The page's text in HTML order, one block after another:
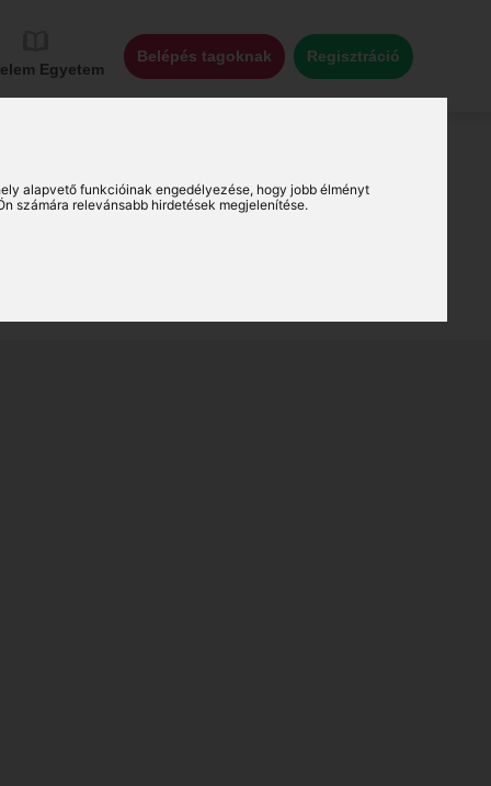
alapvető funkcióinak engedélyezése, hogy jobb élményt
számára relevánsabb hirdetések megjelenítése.
Egyetem
Belépés tagoknak Regisztráció